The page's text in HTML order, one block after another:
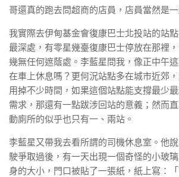
哥還真的跑去問超商的店員，店員當然是一
我實際去伊甸基金會復康巴士北投站的站
最深處，有零星幾臺復康巴士停放在那裡
幾無任何遮蔭處。李藍星問我，像正中午
在車上休息嗎？更何況站點多在城市近郊
用掉不少時間，如果這個站點能支撐最少
需求，那還有一點跋涉回站的意義；然而
動廁所的似乎也只有一、兩站。
李藍星又帶我去看所謂的司機休息室。他
駛爭取過後，有一天出現一個奇怪的小玻
身的大小，門口被貼了一張紙，紙上寫：